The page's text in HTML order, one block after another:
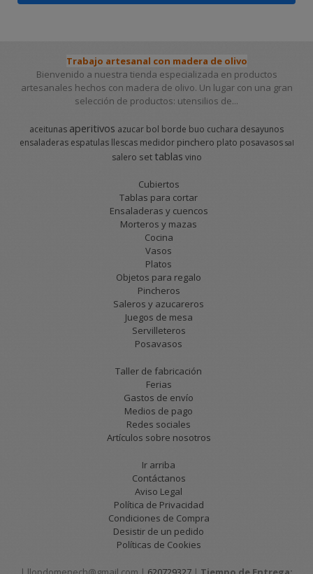
Trabajo artesanal con madera de olivo
Bienvenido a nuestra tienda especializada en productos
artesanales hechos con madera de olivo. Un lugar con una gran
selección de productos: utensilios de...
aceitunas aperitivos azucar bol borde buo cuchara desayunos
ensaladeras espatulas llescas medidor pinchero plato posavasos sal
salero set tablas vino
Cubiertos
Tablas para cortar
Ensaladeras y cuencos
Morteros y mazas
Cocina
Vasos
Platos
Objetos para regalo
Pincheros
Saleros y azucareros
Juegos de mesa
Servilleteros
Posavasos
Taller de fabricación
Ferias
Gastos de envío
Medios de pago
Redes sociales
Artículos sobre nosotros
Ir arriba
Contáctanos
Aviso Legal
Política de Privacidad
Condiciones de Compra
Desistir de un pedido
Políticas de Cookies